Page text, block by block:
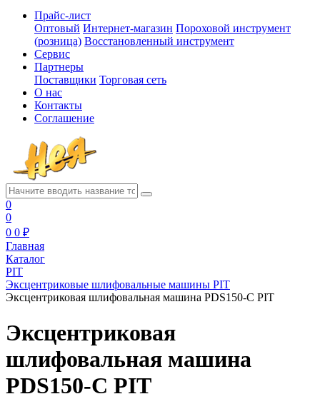
Прайс-лист
Оптовый Интернет-магазин Пороховой инструмент
(розница) Восстановленный инструмент
Сервис
Партнеры
Поставщики Торговая сеть
О нас
Контакты
Соглашение
0
0
0 0 ₽
Главная
Каталог
PIT
Эксцентриковые шлифовальные машины PIT
Эксцентриковая шлифовальная машина PDS150-C PIT
Эксцентриковая
шлифовальная машина
PDS150-C PIT